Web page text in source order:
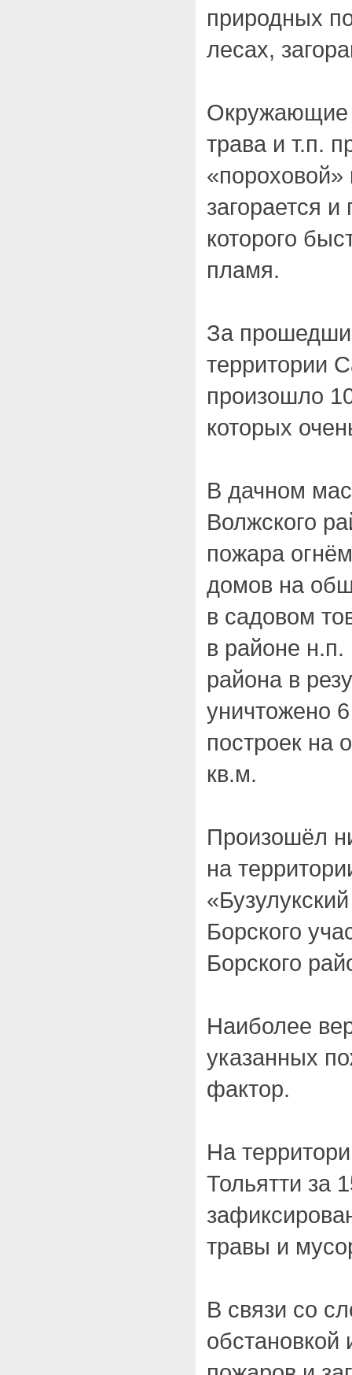
природных
лесах,
Окружающие
трава и т.п.
«пороховой»
загорается
которого
пламя.
За
территории
произошло
которых
В дачном
Волжского
пожара
домов на
в садовом
в районе н.п.
района в
уничтожено
построек на
кв.м.
Произошёл
на
Борского
Борского
Наиболее
указанных
фактор.
На
Тольятти за
травы и
В связи со
обстановкой